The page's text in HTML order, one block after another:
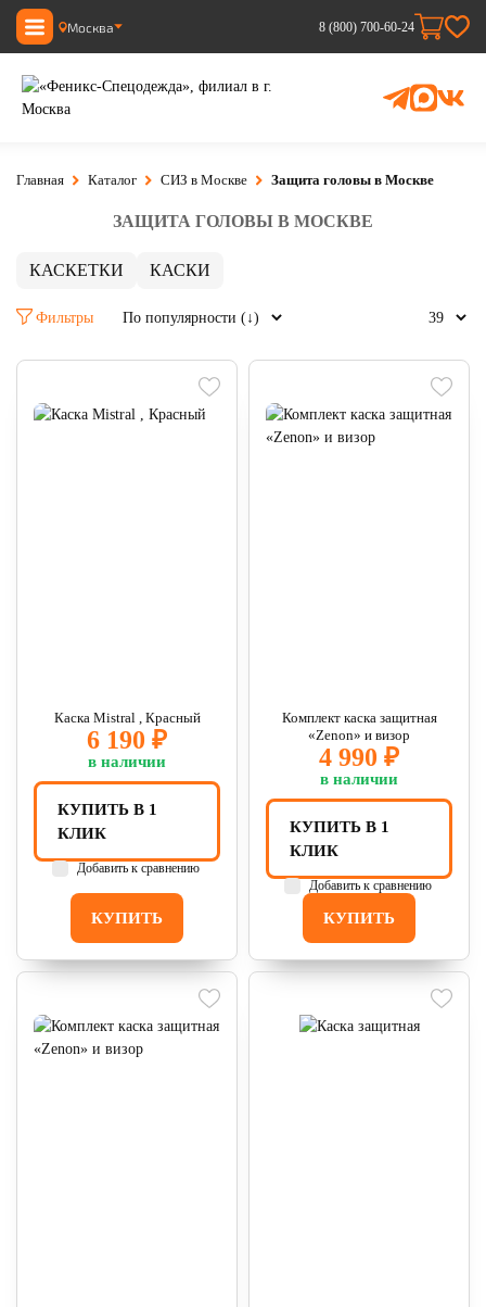
Москва 8 (800) 700-60-24
Главная Каталог СИЗ в Москве Защита головы в Москве
ЗАЩИТА ГОЛОВЫ В МОСКВЕ
КАСКЕТКИ КАСКИ
Фильтры
Каска Mistral , Красный
6 190 ₽
в наличии
КУПИТЬ
КУПИТЬ В 1
КЛИК
Добавить к сравнению
Комплект каска защитная
«Zenon» и визор
4 990 ₽
в наличии
КУПИТЬ
КУПИТЬ В 1
КЛИК
Добавить к сравнению